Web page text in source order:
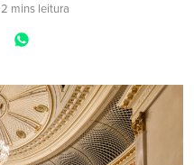
2 mins leitura